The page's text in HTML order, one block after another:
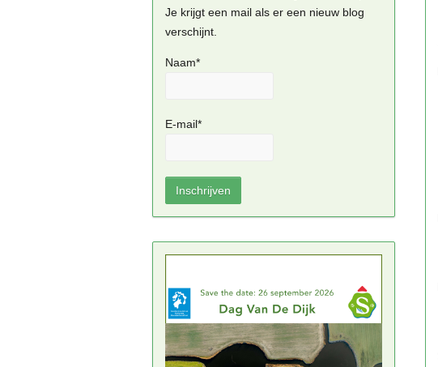
Je krijgt een mail als er een nieuw blog
verschijnt.
Naam*
E-mail*